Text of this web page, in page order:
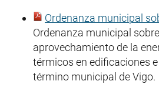
Ordenanza municipal
Ordenanza municipal
aprovechamiento de la
térmicos en edificaciones
término municipal de Vigo.